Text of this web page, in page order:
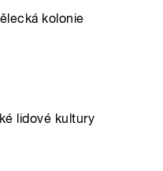
kolonie
lidové kultury